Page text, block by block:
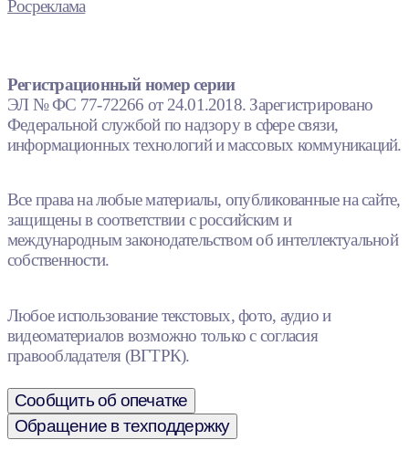
Росреклама
Регистрационный номер серии
ЭЛ № ФС 77-72266 от 24.01.2018. Зарегистрировано
Федеральной службой по надзору в сфере связи,
информационных технологий и массовых коммуникаций.
Все права на любые материалы, опубликованные на сайте,
защищены в соответствии с российским и
международным законодательством об интеллектуальной
собственности.
Любое использование текстовых, фото, аудио и
видеоматериалов возможно только с согласия
правообладателя (ВГТРК).
Сообщить об опечатке
Обращение в техподдержку